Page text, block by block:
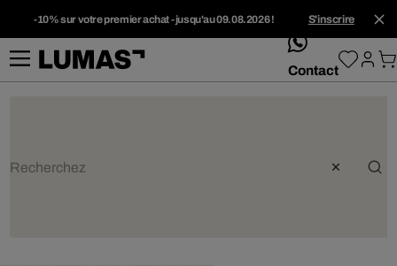
-10% sur votre premier achat - jusqu'au 09.08.2026 ! S'inscrire
whatsApp
Contact